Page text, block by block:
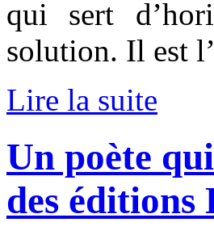
qui sert
solution. Il est
Lire la suite
Un poète
des éditions